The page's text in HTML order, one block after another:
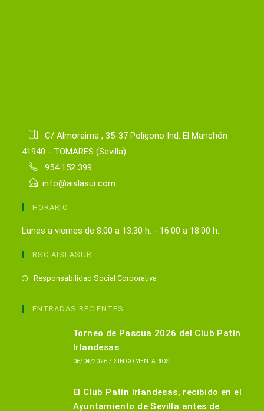
C/ Almoraima , 35-37 Polígono Ind. El Manchón
41940 - TOMARES (Sevilla)
954 152 399
info@aislasur.com
HORARIO
Lunes a viernes de 8:00 a 13:30 h. - 16:00 a 18:00 h.
RSC AISLASUR
Responsabilidad Social Corporativa
nueva
ENTRADAS RECIENTES
Torneo de Pascua 2026 del Club Patín
Irlandesas
06/04/2026 / SIN COMENTARIOS
El Club Patín Irlandesas, recibido en el
Ayuntamiento de Sevilla antes de